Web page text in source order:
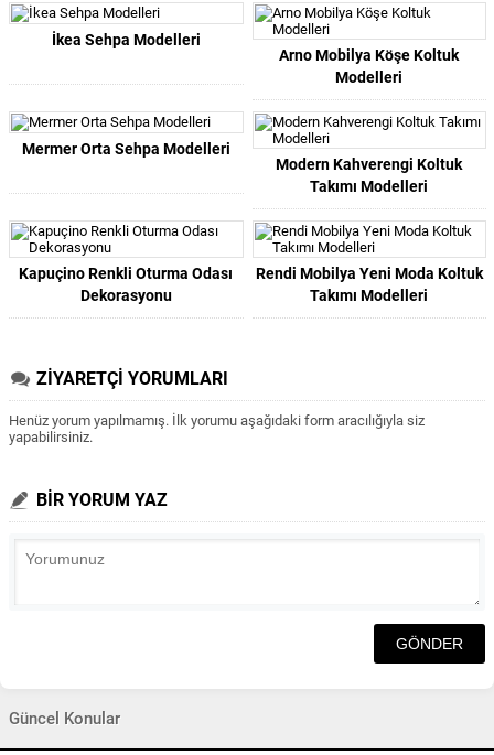
İkea Sehpa Modelleri
Arno Mobilya Köşe Koltuk
Modelleri
Mermer Orta Sehpa Modelleri
Modern Kahverengi Koltuk
Takımı Modelleri
Kapuçino Renkli Oturma Odası
Dekorasyonu
Rendi Mobilya Yeni Moda Koltuk
Takımı Modelleri
ZİYARETÇİ YORUMLARI
Henüz yorum yapılmamış. İlk yorumu aşağıdaki form aracılığıyla siz
yapabilirsiniz.
BİR YORUM YAZ
Güncel Konular